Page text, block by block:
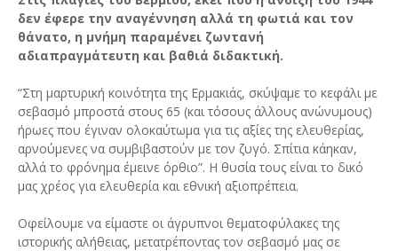
δεν έφερε την αναγέννηση αλλά τη φωτιά και τον
θάνατο, η μνήμη παραμένει ζωντανή
αδιαπραγμάτευτη και βαθιά διδακτική.
“Στη μαρτυρική κοινότητα της Ερμακιάς, σκύψαμε το κεφάλι με
σεβασμό μπροστά στους 65 (και τόσους άλλους ανώνυμους)
ήρωες που έγιναν ολοκαύτωμα για τις αξίες της ελευθερίας,
αρνούμενες να συμβιβαστούν με τον ζυγό. Σπίτια κάηκαν,
αλλά το φρόνημα έμεινε όρθιο”. Η θυσία τους είναι το δικό
μας χρέος για ελευθερία και εθνική αξιοπρέπεια.
Οφείλουμε να είμαστε οι άγρυπνοι θεματοφύλακες της
ιστορικής αλήθειας, μετατρέποντας τον σεβασμό μας σε